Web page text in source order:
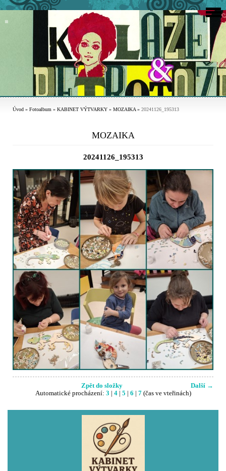
Úvod » Fotoalbum » KABINET VÝTVARKY » MOZAIKA» 20241126_195313
MOZAIKA
20241126_195313
Další →
Zpět do složky
Automatické procházení: 3 4| 5 6 7(čas ve vteřinách)